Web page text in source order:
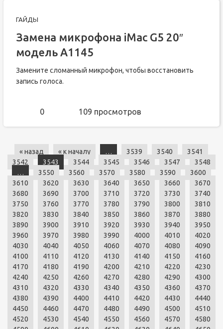
ГАЙДЫ
Замена микрофона iMac G5 20″
модель A1145
Замените сломанный микрофон, чтобы восстановить
запись голоса.
0 109 просмотров
« назад « к началу … 3539 3540
3541
3542
3543 3544 3545 3546 3547
3548
…
3550 3560 3570 3580 3590
3600
3610
3620 3630 3640 3650 3660
3670
3680
3690 3700 3710 3720 3730
3740
3750
3760 3770 3780 3790 3800
3810
3820
3830 3840 3850 3860 3870
3880
3890
3900 3910 3920 3930 3940
3950
3960
3970 3980 3990 4000 4010
4020
4030
4040 4050 4060 4070 4080
4090
4100
4110 4120 4130 4140 4150
4160
4170
4180 4190 4200 4210 4220
4230
4240
4250 4260 4270 4280 4290
4300
4310
4320 4330 4340 4350 4360
4370
4380
4390 4400 4410 4420 4430
4440
4450
4460 4470 4480 4490 4500
4510
4520
4530 4540 4550 4560 4570
4580